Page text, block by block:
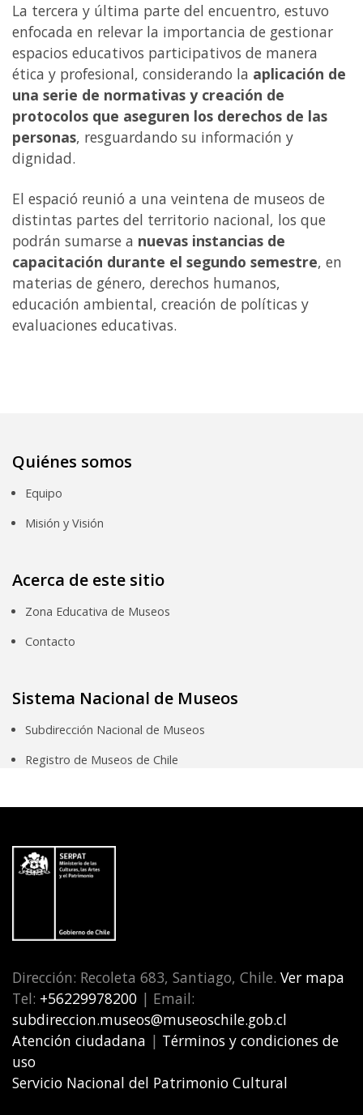
La tercera y última parte del encuentro, estuvo
enfocada en relevar la importancia de gestionar
espacios educativos participativos de manera
ética y profesional, considerando la aplicación de
una serie de normativas y creación de
protocolos que aseguren los derechos de las
personas, resguardando su información y
dignidad.
El espació reunió a una veintena de museos de
distintas partes del territorio nacional, los que
podrán sumarse a nuevas instancias de
capacitación durante el segundo semestre, en
materias de género, derechos humanos,
educación ambiental, creación de políticas y
evaluaciones educativas.
Quiénes somos
Equipo
Misión y Visión
Acerca de este sitio
Zona Educativa de Museos
Contacto
Sistema Nacional de Museos
Subdirección Nacional de Museos
Registro de Museos de Chile
Dirección: Recoleta 683, Santiago, Chile. Ver mapa
Tel: +56229978200 | Email:
subdireccion.museos@museoschile.gob.cl
Atención ciudadana | Términos y condiciones de
uso
Servicio Nacional del Patrimonio Cultural